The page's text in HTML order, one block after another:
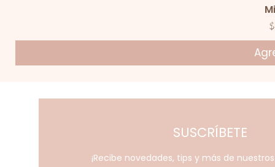
SUSCRÍBETE
¡Recibe novedades, tips y más de